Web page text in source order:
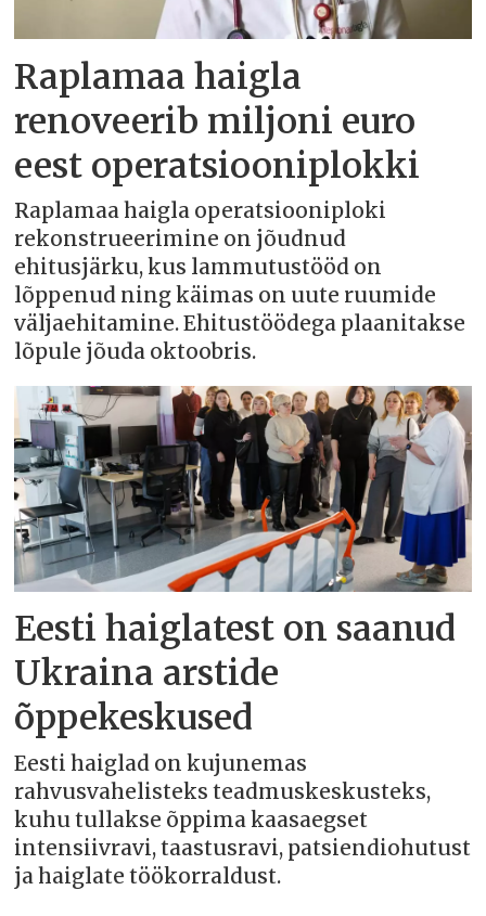
Raplamaa haigla
renoveerib miljoni euro
eest operatsiooniplokki
Raplamaa haigla operatsiooniploki
rekonstrueerimine on jõudnud
ehitusjärku, kus lammutustööd on
lõppenud ning käimas on uute ruumide
väljaehitamine. Ehitustöödega plaanitakse
lõpule jõuda oktoobris.
Eesti haiglatest on saanud
Ukraina arstide
õppekeskused
Eesti haiglad on kujunemas
rahvusvahelisteks teadmuskeskusteks,
kuhu tullakse õppima kaasaegset
intensiivravi, taastusravi, patsiendiohutust
ja haiglate töökorraldust.